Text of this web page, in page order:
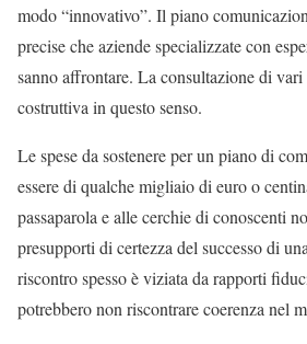
modo “innovativo”. Il piano
precise che aziende specializzate con
sanno affrontare. La consultazione di
costruttiva in questo senso.
Le spese da sostenere per un piano di
essere di qualche migliaio di euro o
passaparola e alle cerchie di conoscenti
presupporti di certezza del successo di
riscontro spesso è viziata da rapporti
potrebbero non riscontrare coerenza nel